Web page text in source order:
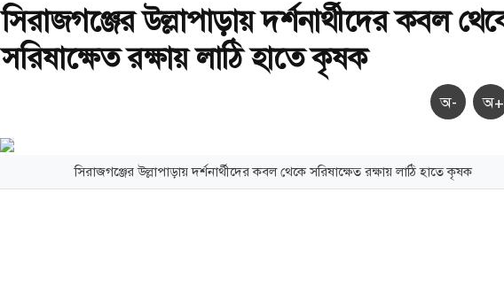
সিরাজগঞ্জের উল্লাপাড়ায় দর্শনার্থীদের কবল
সরিষাক্ষেত রক্ষায় লাঠি হাতে কৃষক
অ- অ+
সিরাজগঞ্জের উল্লাপাড়ায় দর্শনার্থীদের কবল থেকে সরিষাক্ষেত রক্ষায় লাঠি হাতে কৃষক